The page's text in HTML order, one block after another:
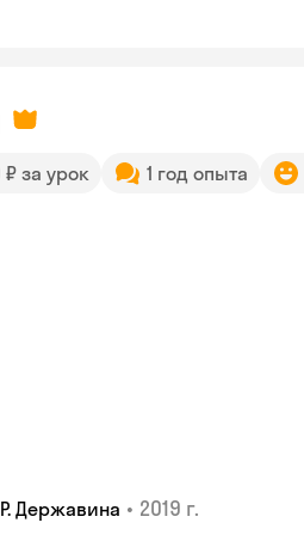
₽ за урок 1 год опыта
Державина • 2019 г.